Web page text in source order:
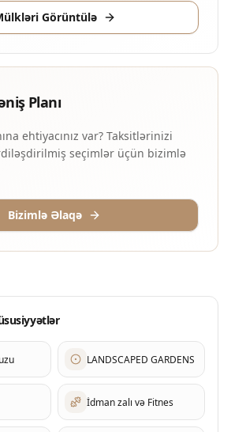
Görüntülə
Planı
ehtiyacınız var? Taksitlərinizi
seçimlər üçün bizimlə
Bizimlə Əlaqə
LANDSCAPED GARDENS
İdman zalı və Fitnes